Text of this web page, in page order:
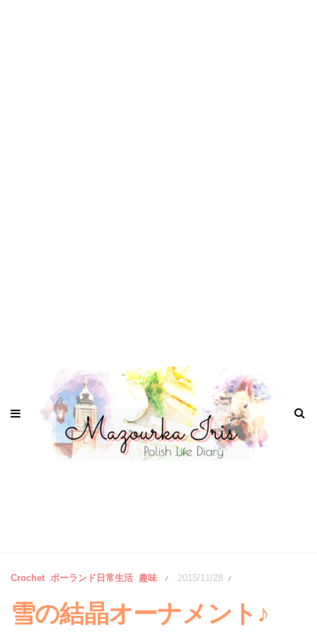
Crochet ポーランド日常生活 趣味 / 2015/11/28 /
雪の結晶オーナメント♪